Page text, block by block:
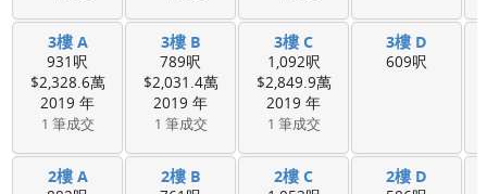
3樓 A
931呎
$2,328.6萬
2019 年
1 筆成交
3樓 B
789呎
$2,031.4萬
2019 年
1 筆成交
3樓 C
1,092呎
$2,849.9萬
2019 年
1 筆成交
3樓 D
609呎
2樓 A 2樓 B 2樓 C 2樓 D